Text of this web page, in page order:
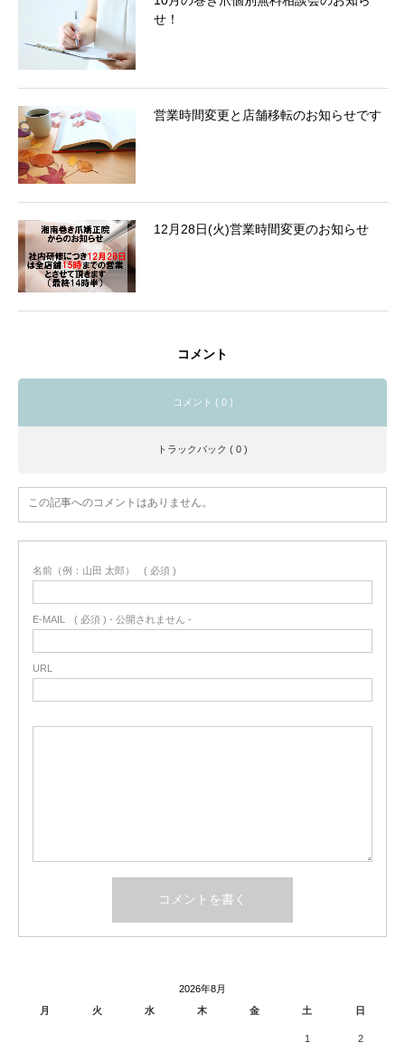
せ！
営業時間変更と店舗移転のお知らせです
12月28日(火)営業時間変更のお知らせ
コメント
コメント ( 0 )
トラックバック ( 0 )
この記事へのコメントはありません。
名前（例：山田 太郎） ( 必須 )
E-MAIL ( 必須 ) - 公開されません -
URL
2026年8月
月
火 水 木 金 土 日
1 2